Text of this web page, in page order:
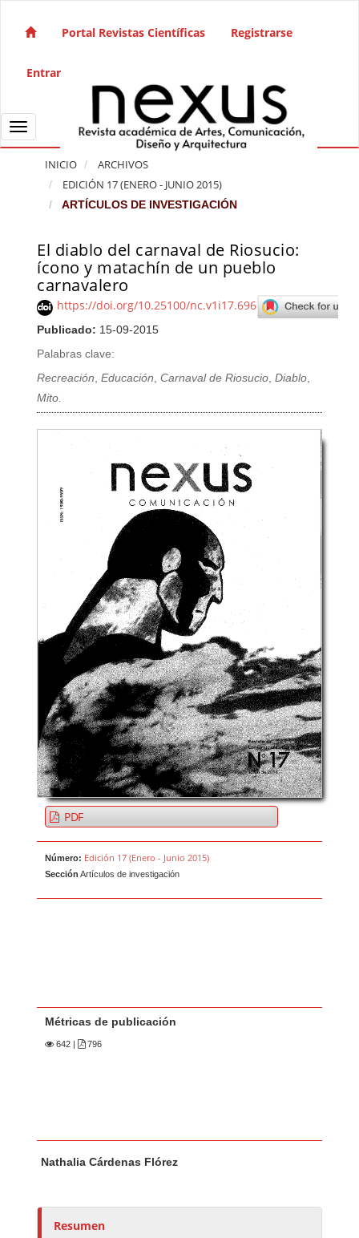
Navegación principal
Barra lateral
Portal Revistas Científicas Registrarse
Entrar
Toggle navigation
INICIO
ARCHIVOS
EDICIÓN 17 (ENERO - JUNIO 2015)
ARTÍCULOS DE INVESTIGACIÓN
El diablo del carnaval de Riosucio:
ícono y matachín de un pueblo
carnavalero
https://doi.org/10.25100/nc.v1i17.696
Publicado: 15-09-2015
Palabras clave:
Recreación,Educación,Carnaval de Riosucio,Diablo,
Mito.
Barra lateral del artículo
PDF
Número: Edición 17 (Enero - Junio 2015)
Sección Artículos de investigación
Métricas de publicación
642 | 796
u
o
Nathalia Cárdenas Flórez
Resumen